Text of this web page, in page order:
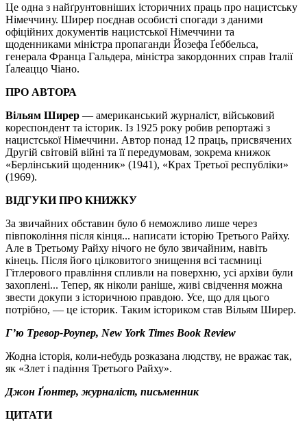
Це одна з найґрунтовніших історичних праць про нацистську
Німеччину. Ширер поєднав особисті спогади з даними
офіційних документів нацистської Німеччини та
щоденниками міністра пропаганди Йозефа Ґеббельса,
генерала Франца Гальдера, міністра закордонних справ Італії
Ґалеаццо Чіано.
ПРО АВТОРА
Вільям Ширер — американський журналіст, військовий
кореспондент та історик. Із 1925 року робив репортажі з
нацистської Німеччини. Автор понад 12 праць, присвячених
Другій світовій війні та її передумовам, зокрема книжок
«Берлінський щоденник» (1941), «Крах Третьої республіки»
(1969).
ВІДГУКИ ПРО КНИЖКУ
За звичайних обставин було б неможливо лише через
півпокоління після кінця... написати історію Третього Райху.
Але в Третьому Райху нічого не було звичайним, навіть
кінець. Після його цілковитого знищення всі таємниці
Гітлерового правління спливли на поверхню, усі архіви були
захоплені... Тепер, як ніколи раніше, живі свідчення можна
звести докупи з історичною правдою. Усе, що для цього
потрібно, — це історик. Таким істориком став Вільям Ширер.
Г’ю Тревор-Роупер, New York Times Book Review
Жодна історія, коли-небудь розказана людству, не вражає так,
як «Злет і падіння Третього Райху».
Джон Ґюнтер, журналіст, письменник
ЦИТАТИ